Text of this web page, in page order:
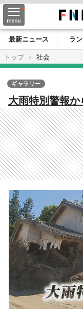
最新ニュース ラ
トップ
社会
大雨特別警報
ボランティア
指示に不安も【
ギャラリー